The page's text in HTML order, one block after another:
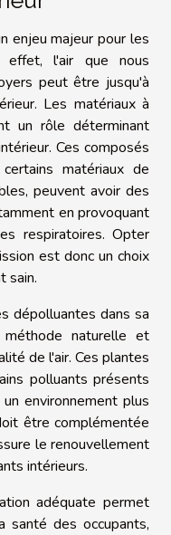
enjeu majeur pour les
effet, l'air que nous
peut être jusqu'à
Les matériaux à
un rôle déterminant
Ces composés
matériaux de
peuvent avoir des
en provoquant
respiratoires. Opter
est donc un choix
sain.
dépolluantes dans sa
naturelle et
de l'air. Ces plantes
polluants présents
environnement plus
être complémentée
le renouvellement
intérieurs.
adéquate permet
santé des occupants,